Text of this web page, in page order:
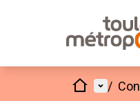
Accueil
Menu
/